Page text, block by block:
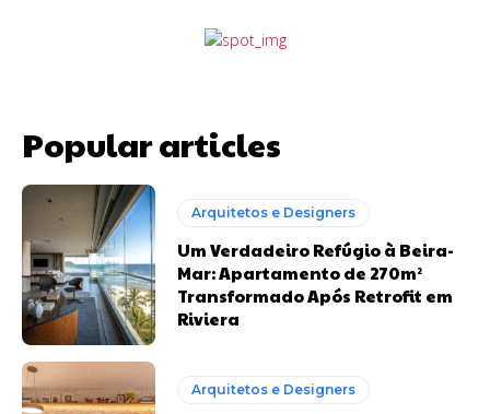
Popular articles
Arquitetos e Designers
Um Verdadeiro Refúgio à Beira-
Mar: Apartamento de 270m²
Transformado Após Retrofit em
Riviera
Arquitetos e Designers